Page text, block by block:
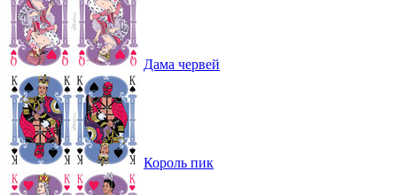
Дама червей
Король пик